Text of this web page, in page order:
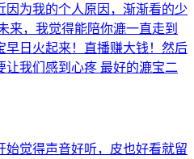
为我的个人原因，渐渐看的少
来，我觉得能陪你漉一直走到
日火起来！直播赚大钱！然后
我们感到心疼 最好的漉宝二
觉得声音好听，皮也好看就留